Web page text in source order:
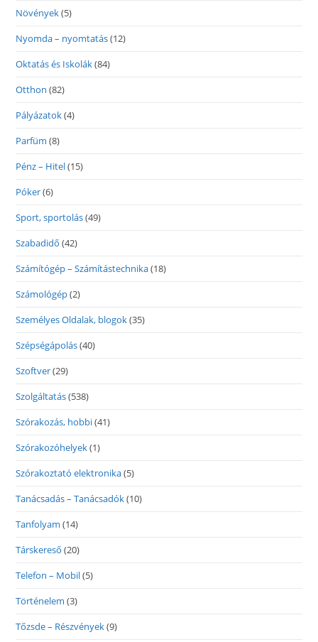
Növények(5)
Nyomda – nyomtatás(12)
Oktatás és Iskolák(84)
Otthon (82)
Pályázatok(4)
Parfüm (8)
Pénz – Hitel(15)
Póker(6)
Sport, sportolás(49)
Szabadidő (42)
Számítógép – Számítástechnika(18)
Számológép(2)
Személyes Oldalak, blogok(35)
Szépségápolás(40)
Szoftver(29)
Szolgáltatás(538)
Szórakozás, hobbi(41)
Szórakozóhelyek(1)
Szórakoztató elektronika(5)
Tanácsadás – Tanácsadók(10)
Tanfolyam (14)
Társkereső (20)
Telefon – Mobil(5)
Történelem (3)
Tőzsde – Részvények(9)